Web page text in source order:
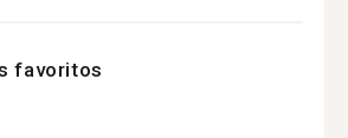
favoritos